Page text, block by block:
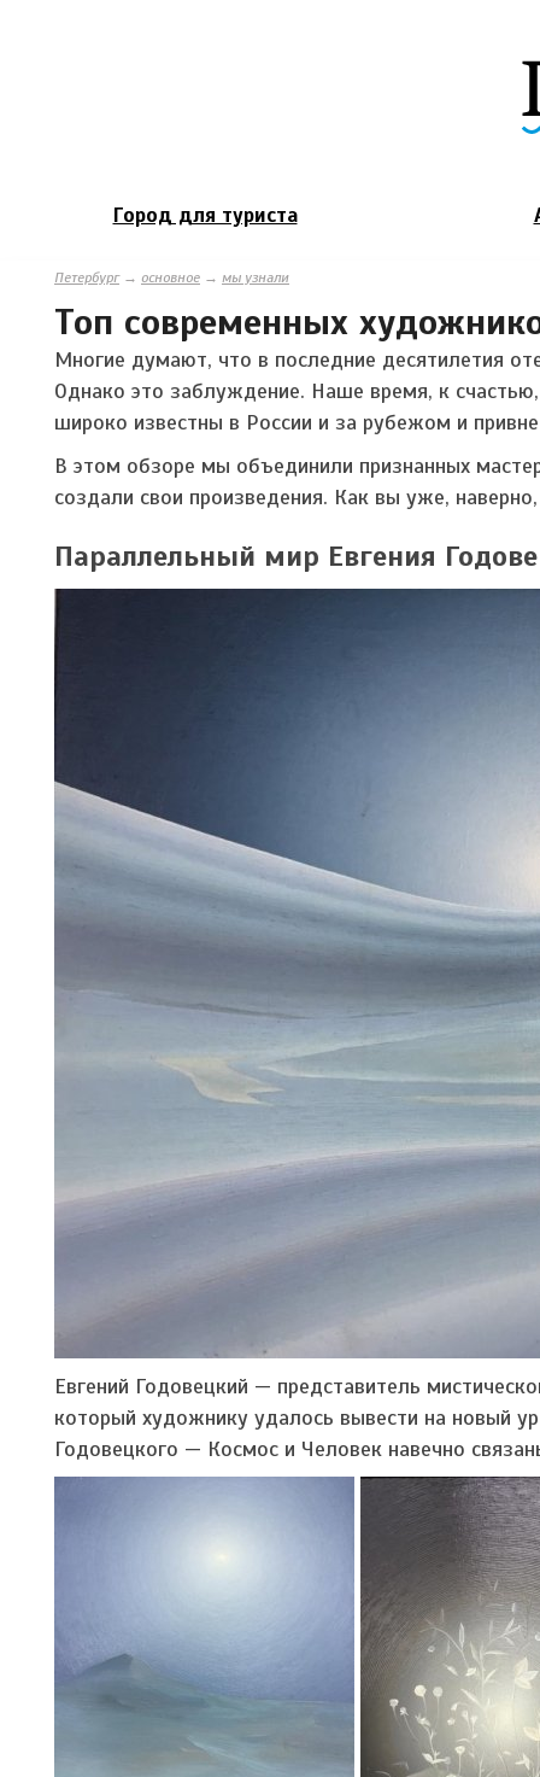
Город для туриста
Петербург→ основное → мы узнали
Топ современных
Многие думают, что в последние десятилетия
Однако это заблуждение. Наше время, к
широко известны в России и за рубежом и
В этом обзоре мы объединили признанных
создали свои произведения. Как вы уже,
Параллельный мир Евгения
Евгений Годовецкий — представитель
который художнику удалось вывести на новый
Годовецкого — Космос и Человек навечно